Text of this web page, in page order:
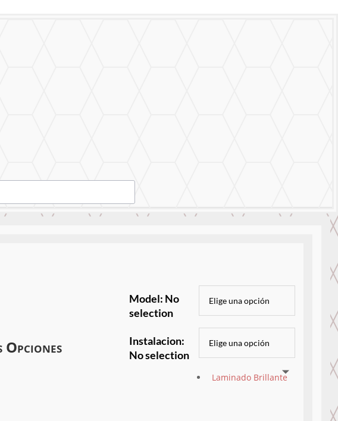
Opciones
Model: No
selection
Instalacion:
No selection
Laminado Brillante